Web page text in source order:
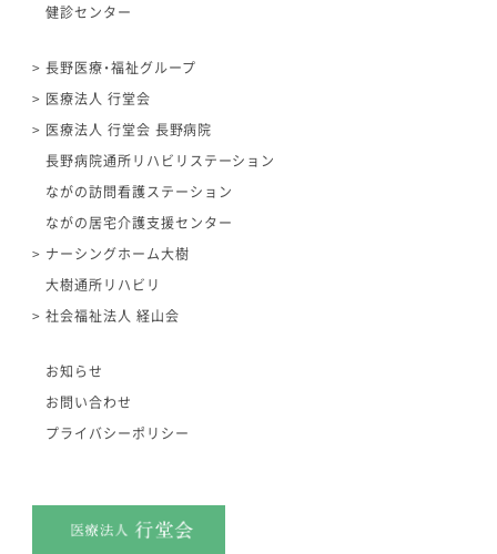
健診センター
長野医療・福祉グループ
医療法人 行堂会
医療法人 行堂会 長野病院
長野病院通所リハビリステーション
ながの訪問看護ステーション
ながの居宅介護支援センター
ナーシングホーム大樹
大樹通所リハビリ
社会福祉法人 経山会
お知らせ
お問い合わせ
プライバシーポリシー